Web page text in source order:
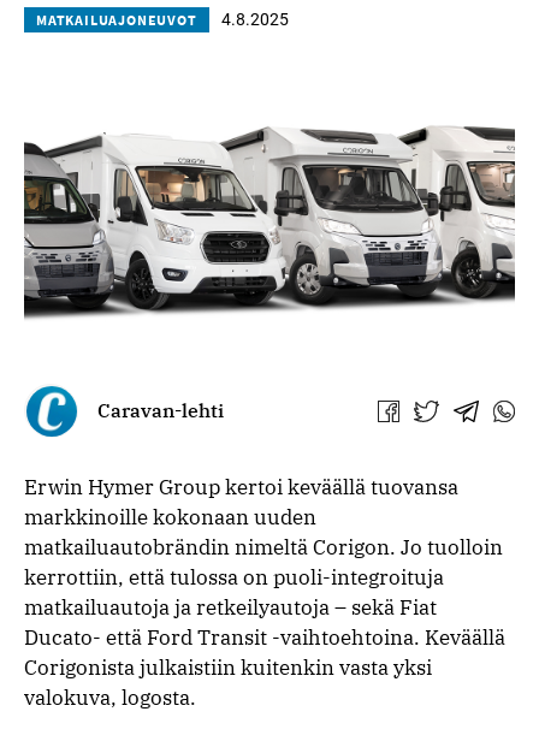
MATKAILUAJONEUVOT 4.8.2025
Caravan-lehti
Jaa Jaa Jaa Jaa
Erwin Hymer Group kertoi keväällä tuovansa
markkinoille kokonaan uuden
matkailuautobrändin nimeltä Corigon. Jo tuolloin
kerrottiin, että tulossa on puoli-integroituja
matkailuautoja ja retkeilyautoja – sekä Fiat
Ducato- että Ford Transit -vaihtoehtoina. Keväällä
Corigonista julkaistiin kuitenkin vasta yksi
valokuva, logosta.